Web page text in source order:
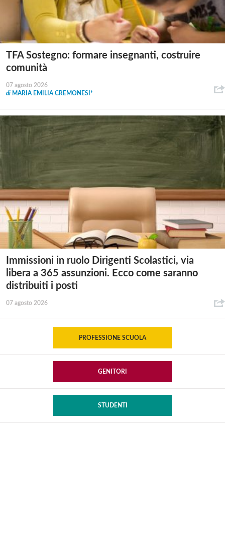
TFA Sostegno: formare insegnanti, costruire
comunità
07 agosto 2026
di MARIA EMILIA CREMONESI*
Immissioni in ruolo Dirigenti Scolastici, via
libera a 365 assunzioni. Ecco come saranno
distribuiti i posti
07 agosto 2026
PROFESSIONE SCUOLA
GENITORI
STUDENTI